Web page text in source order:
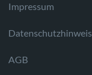
Impressum
AGB